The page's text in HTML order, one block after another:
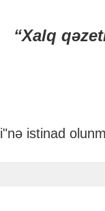
“Xalq
istinad